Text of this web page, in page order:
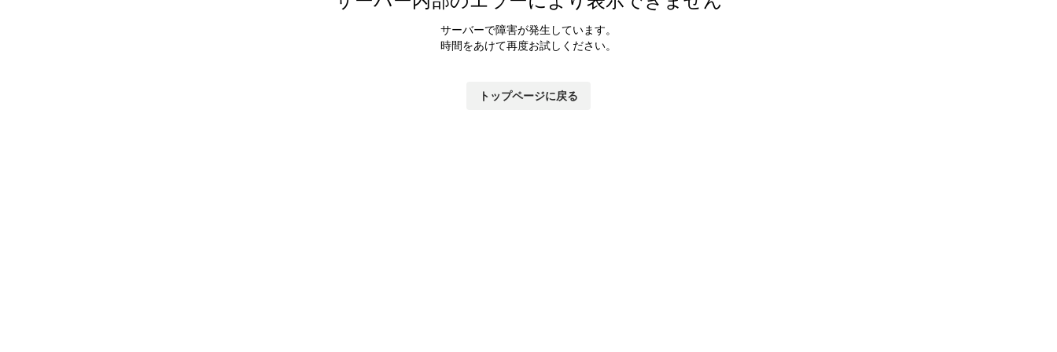
サーバーで障害が発生しています。
時間をあけて再度お試しください。
トップページに戻る